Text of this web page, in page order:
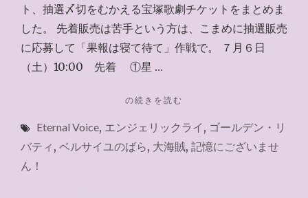
ト、抽選〆切をむかえる宝塚歌劇チケットをまとめま
した。 先着販売は苦手という方は、こまめに抽選販売
に応募して「果報は寝て待て」作戦で。 ７月６日
（土）10:00 先着 ①星 …
"今
末
に
の続きを読む
Eternal Voice, エンジェリックライ , ゴールデン・リ
バティ , ベルサイユのばら, 大海賊, 記憶にございませ
ん！